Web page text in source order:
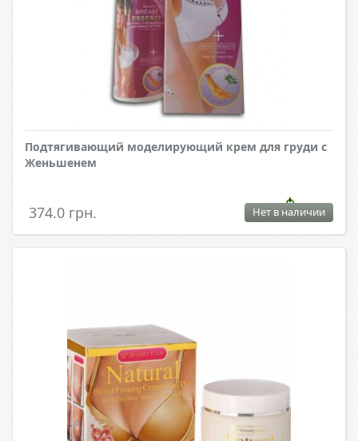
Подтягивающий моделирующий крем для груди с
Женьшенем
374.0 грн. Нет в наличии